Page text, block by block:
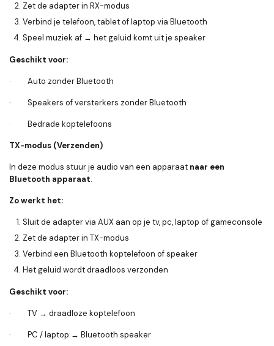
Zet de adapter in RX-modus
Verbind je telefoon, tablet of laptop via Bluetooth
Speel muziek af → het geluid komt uit je speaker
Geschikt voor:
· Auto zonder Bluetooth
· Speakers of versterkers zonder Bluetooth
· Bedrade koptelefoons
TX-modus (Verzenden)
In deze modus stuur je audio van een apparaat naar een
Bluetooth apparaat.
Zo werkt het:
Sluit de adapter via AUX aan op je tv, pc, laptop of gameconsole
Zet de adapter in TX-modus
Verbind een Bluetooth koptelefoon of speaker
Het geluid wordt draadloos verzonden
Geschikt voor:
· TV → draadloze koptelefoon
· PC / laptop → Bluetooth speaker